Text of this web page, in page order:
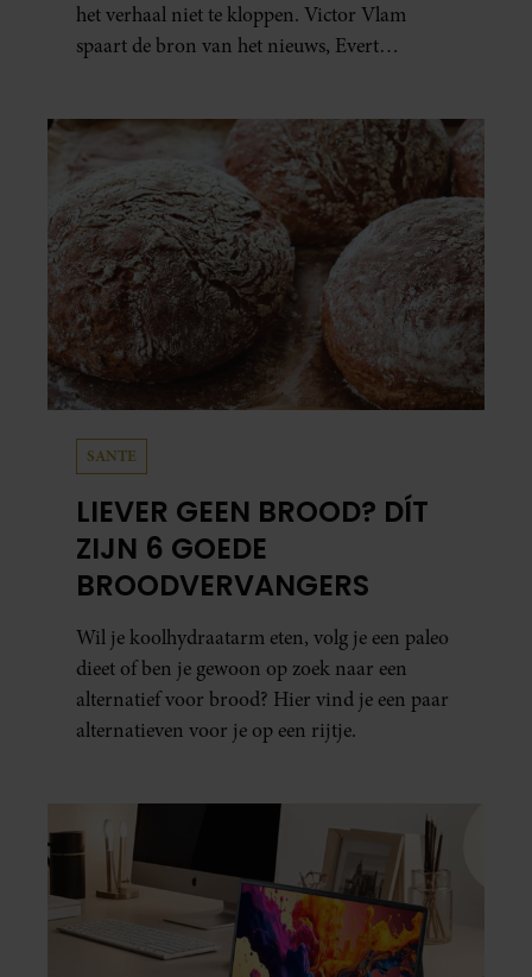
het verhaal niet te kloppen. Victor Vlam
spaart de bron van het nieuws, Evert
SANTE
LIEVER GEEN BROOD? DÍT
ZIJN 6 GOEDE
BROODVERVANGERS
Wil je koolhydraatarm eten, volg je een paleo
dieet of ben je gewoon op zoek naar een
alternatief voor brood? Hier vind je een paar
alternatieven voor je op een rijtje.